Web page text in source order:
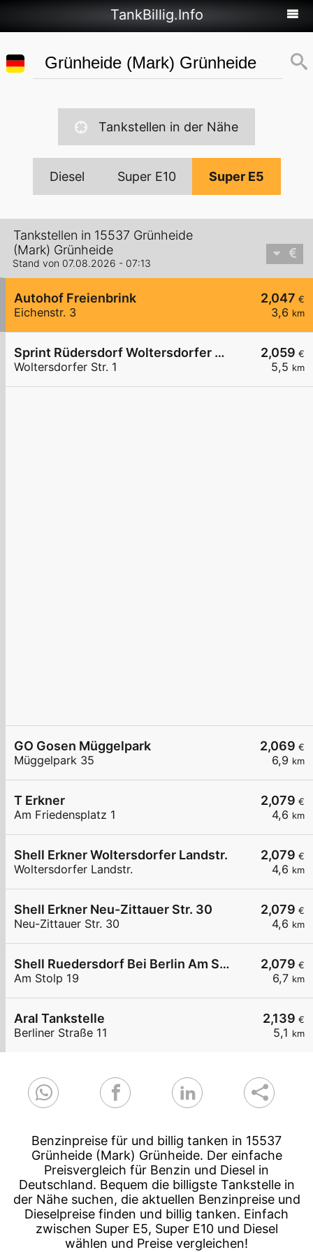
TankBillig.Info
Tankstellen in der Nähe
Diesel Super E10 Super E5
Tankstellen in 15537 Grünheide
(Mark) Grünheide
Stand von 07.08.2026 - 07:13
2,047 €
3,6 km
Autohof Freienbrink
Eichenstr. 3
2,059 €
5,5 km
Sprint Rüdersdorf Woltersdorfer Str.
Woltersdorfer Str. 1
2,069 €
6,9 km
GO Gosen Müggelpark
Müggelpark 35
2,079 €
4,6 km
T Erkner
Am Friedensplatz 1
2,079 €
4,6 km
Shell Erkner Woltersdorfer Landstr.
Woltersdorfer Landstr.
2,079 €
4,6 km
Shell Erkner Neu-Zittauer Str. 30
Neu-Zittauer Str. 30
2,079 €
6,7 km
Shell Ruedersdorf Bei Berlin Am Stolp 19
Am Stolp 19
2,139 €
5,1 km
Aral Tankstelle
Berliner Straße 11
Benzinpreise für und billig tanken in 15537
Grünheide (Mark) Grünheide. Der einfache
Preisvergleich für Benzin und Diesel in
Deutschland. Bequem die billigste Tankstelle in
der Nähe suchen, die aktuellen Benzinpreise und
Dieselpreise finden und billig tanken. Einfach
zwischen Super E5, Super E10 und Diesel
wählen und Preise vergleichen!